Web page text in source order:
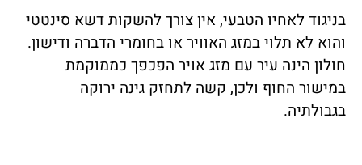
בניגוד לאחיו הטבעי, אין צורך להשקות דשא סינטטי
והוא לא תלוי במזג האוויר או בחומרי הדברה ודישון.
חולון הינה עיר עם מזג אויר הפכפך כממוקמת
במישור החוף ולכן, קשה לתחזק גינה ירוקה
בגבולתיה.